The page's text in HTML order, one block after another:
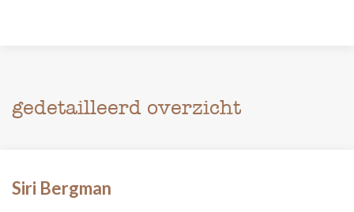
gedetailleerd overzicht
Siri Bergman